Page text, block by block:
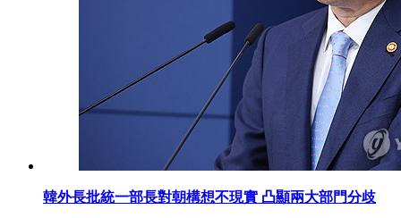
韓外長批統一部長對朝構想不現實 凸顯兩大部門分歧